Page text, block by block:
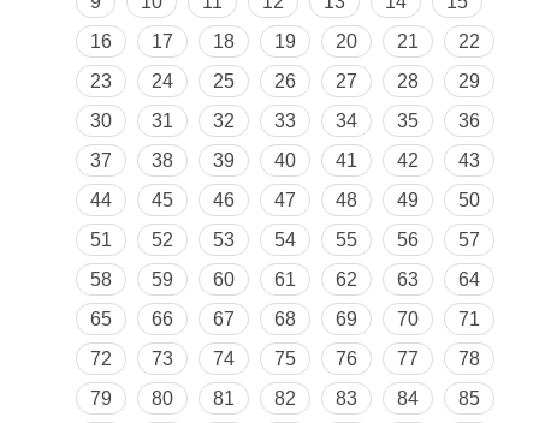
16
17 18 19 20 21
22
23
24 25 26 27 28
29
30
31 32 33 34 35
36
37
38 39 40 41 42
43
44
45 46 47 48 49
50
51
52 53 54 55 56
57
58
59 60 61 62 63
64
65
66 67 68 69 70
71
72
73 74 75 76 77
78
79
80 81 82 83 84
85